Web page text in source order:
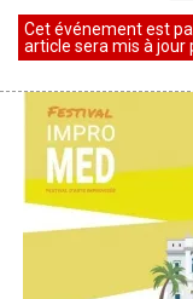
Cet événement est
article sera mis à jour